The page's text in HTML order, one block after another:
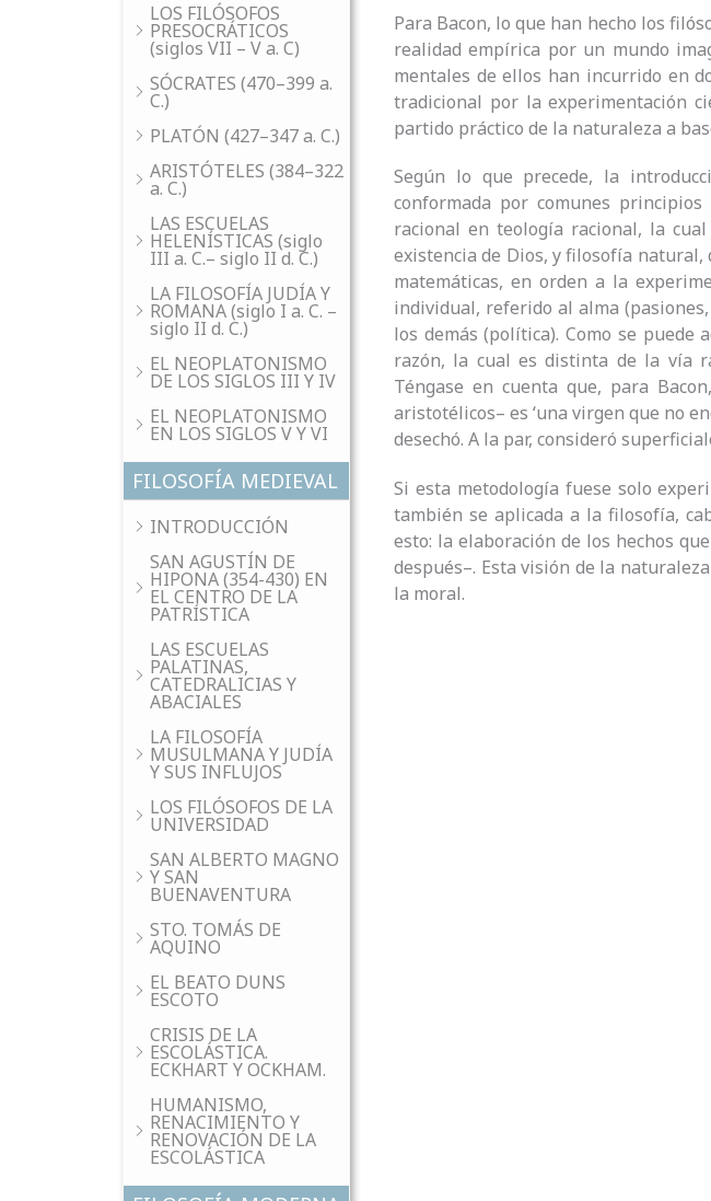
LOS FILÓSOFOS
PRESOCRÁTICOS
(siglos VII – V a. C)
SÓCRATES (470–399 a.
C.)
PLATÓN (427–347 a. C.)
ARISTÓTELES (384–322
a. C.)
LAS ESCUELAS
HELENÍSTICAS (siglo
III a. C.– siglo II d. C.)
LA FILOSOFÍA JUDÍA Y
ROMANA (siglo I a. C. –
siglo II d. C.)
EL NEOPLATONISMO
DE LOS SIGLOS III Y IV
EL NEOPLATONISMO
EN LOS SIGLOS V Y VI
FILOSOFÍA MEDIEVAL
INTRODUCCIÓN
SAN AGUSTÍN DE
HIPONA (354-430) EN
EL CENTRO DE LA
PATRÍSTICA
LAS ESCUELAS
PALATINAS,
CATEDRALICIAS Y
ABACIALES
LA FILOSOFÍA
MUSULMANA Y JUDÍA
Y SUS INFLUJOS
LOS FILÓSOFOS DE LA
UNIVERSIDAD
SAN ALBERTO MAGNO
Y SAN
BUENAVENTURA
STO. TOMÁS DE
AQUINO
EL BEATO DUNS
ESCOTO
CRISIS DE LA
ESCOLÁSTICA.
ECKHART Y OCKHAM.
HUMANISMO,
RENACIMIENTO Y
RENOVACIÓN DE LA
ESCOLÁSTICA
Para Bacon, lo que han hecho los
realidad empírica por un mundo
mentales de ellos han incurrido en
tradicional por la experimentación
partido práctico de la naturaleza a
Según lo que precede, la
conformada por comunes
racional en teología racional, la
existencia de Dios, y filosofía natural,
matemáticas, en orden a la
individual, referido al alma
los demás (política). Como se
razón, la cual es distinta de la vía
Téngase en cuenta que, para
aristotélicos– es ‘una virgen que no
desechó. A la par, consideró
Si esta metodología fuese solo
también se aplicada a la filosofía,
esto: la elaboración de los hechos
después–. Esta visión de la
la moral.